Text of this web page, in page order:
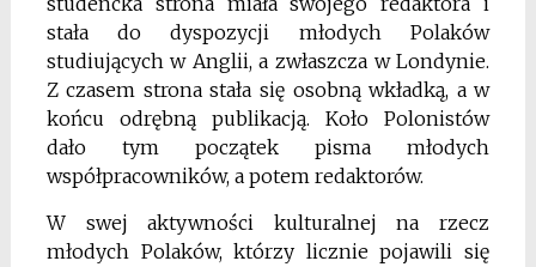
stała do dyspozycji młodych Polaków
studiujących w Anglii, a zwłaszcza w Londynie.
Z czasem strona stała się osobną wkładką, a w
końcu odrębną publikacją. Koło Polonistów
dało tym początek pisma młodych
współpracowników, a potem redaktorów.
W swej aktywności kulturalnej na rzecz
młodych Polaków, którzy licznie pojawili się